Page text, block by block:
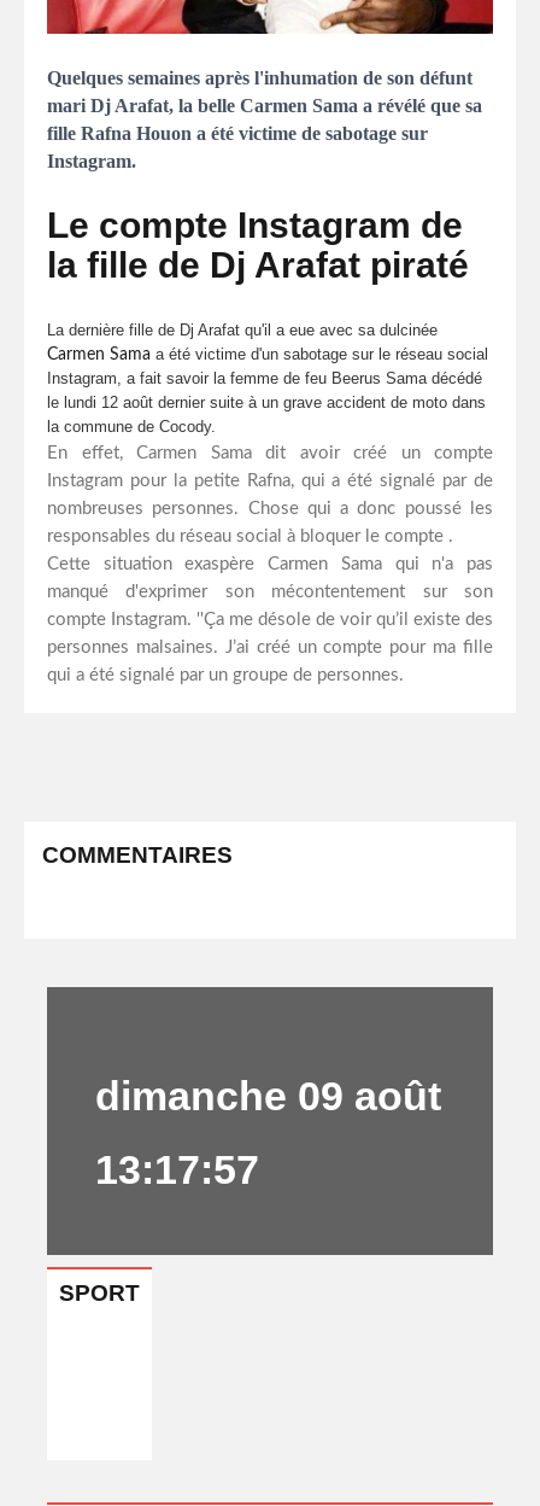
Quelques semaines après l'inhumation de son défunt
mari Dj Arafat, la belle Carmen Sama a révélé que sa
fille Rafna Houon a été victime de sabotage sur
Instagram.
Le compte Instagram de
la fille de Dj Arafat piraté
La dernière fille de Dj Arafat qu'il a eue avec sa dulcinée
Carmen Sama a été victime d'un sabotage sur le réseau social
Instagram, a fait savoir la femme de feu Beerus Sama décédé
le lundi 12 août dernier suite à un grave accident de moto dans
la commune de Cocody.
En effet, Carmen Sama dit avoir créé un compte
Instagram pour la petite Rafna, qui a été signalé par de
nombreuses personnes. Chose qui a donc poussé les
responsables du réseau social à bloquer le compte .
Cette situation exaspère Carmen Sama qui n'a pas
manqué d'exprimer son mécontentement sur son
compte Instagram. ''Ça me désole de voir qu’il existe des
personnes malsaines. J’ai créé un compte pour ma fille
qui a été signalé par un groupe de personnes.
COMMENTAIRES
dimanche 09 août
13:17:57
SPORT